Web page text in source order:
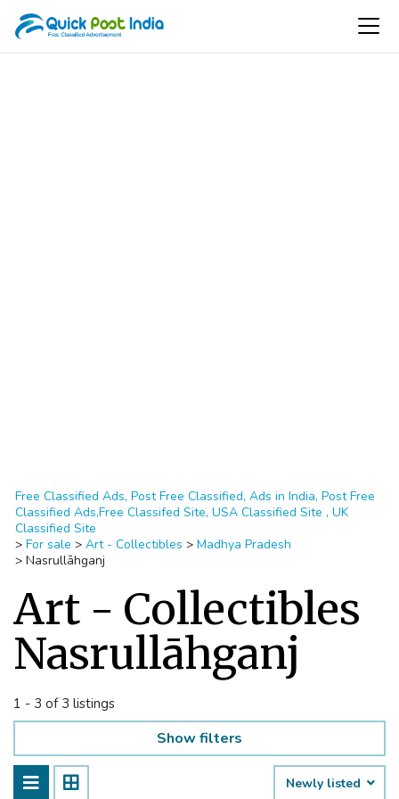
Free Classified Ads, Post Free Classified, Ads in India, Post Free
Classified Ads,Free Classifed Site, USA Classified Site , UK
Classified Site
> For sale > Art - Collectibles > Madhya Pradesh
> Nasrullāhganj
Art - Collectibles
Nasrullāhganj
1 - 3 of 3 listings
Show filters
Newly listed